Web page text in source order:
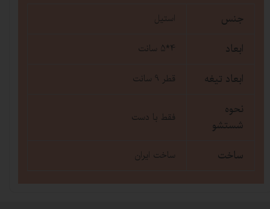
جنس استیل
ابعاد 4*5 سانت
ابعاد تیغه قطر 9 سانت
نحوه
شستشو
فقط با دست
ساخت ساخت ایران